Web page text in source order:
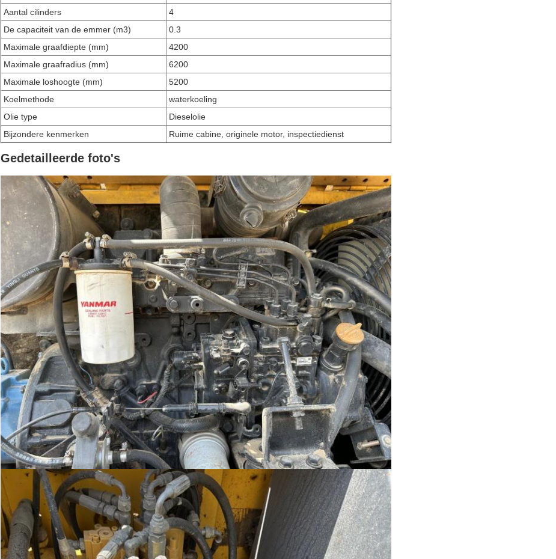
Aantal cilinders
4
De capaciteit van de emmer (m3)
0.3
Maximale graafdiepte (mm)
4200
Maximale graafradius (mm)
6200
Maximale loshoogte (mm)
5200
Koelmethode
waterkoeling
Olie type
Dieselolie
Bijzondere kenmerken
Ruime cabine, originele motor, inspectiedienst
Gedetailleerde foto's